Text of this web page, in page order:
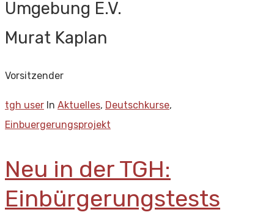
Umgebung E.V.
Murat Kaplan
Vorsitzender
tgh user In Aktuelles, Deutschkurse,
Einbuergerungsprojekt
Neu in der TGH:
Einbürgerungstests